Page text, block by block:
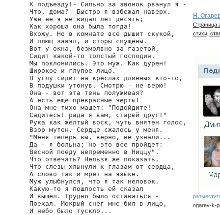
К подъезду!- Сильно за звонок рванул я -
Что, дома?- Быстро я взбежал наверх.
Уже ее я не видал лет десять;
Как хороша она была тогда!
Вхожу. Но в комнате все дышит скукой,
И плющ завял, и сторы спущены.
Вот у окна, безмолвно за газетой,
Сидит какой-то толстый господин.
Мы поклонились. Это муж. Как дурен!
Широкое и глупое лицо.
В углу сидит на креслах длинных кто-то,
В подушки утонув. Смотрю - не верю!
Она - вот эта тень полуживая?
А есть еще прекрасные черты!
Она мне тихо машет: "Подойдите!
Садитесь! рада я вам, старый друг!"
Рука как желтый воск, чуть внятен голос,
Взор мутен. Сердце сжалось у меня.
"Меня теперь вы, верно, не узнали...
Да - я больна; но это все пройдет:
Весной поеду непременно в Ниццу".
Что отвечать? Нельзя же показать,
Что слезы хлынули к глазам от сердца,
А слово так и мрет на языке.
Муж улыбнулся, что я так неловок.
Какую-то я пошлость ей сказал
И вышел. Трудно было оставаться -
Поехал. Мокрый снег мне бил в лицо,
И небо было тускло...
Н.
Страница
стихи,
ogarev-k-